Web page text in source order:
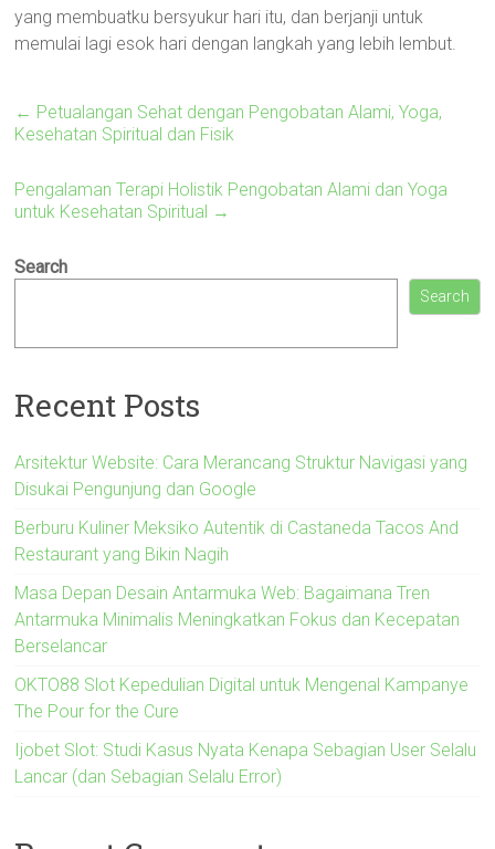
yang membuatku bersyukur hari itu, dan berjanji untuk
memulai lagi esok hari dengan langkah yang lebih lembut.
← Petualangan Sehat dengan Pengobatan Alami, Yoga,
Kesehatan Spiritual dan Fisik
Pengalaman Terapi Holistik Pengobatan Alami dan Yoga
untuk Kesehatan Spiritual →
Search
Search
Recent Posts
Arsitektur Website: Cara Merancang Struktur Navigasi yang
Disukai Pengunjung dan Google
Berburu Kuliner Meksiko Autentik di Castaneda Tacos And
Restaurant yang Bikin Nagih
Masa Depan Desain Antarmuka Web: Bagaimana Tren
Antarmuka Minimalis Meningkatkan Fokus dan Kecepatan
Berselancar
OKTO88 Slot Kepedulian Digital untuk Mengenal Kampanye
The Pour for the Cure
Ijobet Slot: Studi Kasus Nyata Kenapa Sebagian User Selalu
Lancar (dan Sebagian Selalu Error)